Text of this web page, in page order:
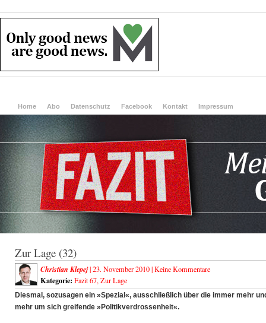
Home Abo Datenschutz Facebook Kontakt Impressum
Zur Lage (32)
Christian Klepej| 23. November 2010 |Keine Kommentare
Kategorie: Fazit 67, Zur Lage
Diesmal, sozusagen ein »Spezial«, ausschließlich über die immer mehr
mehr um sich greifende »Politikverdrossenheit«.